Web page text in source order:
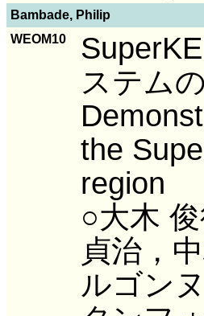
Bambade, Philip
WEOM10
ステム
the
region
○大木
貞治，
ルゴン